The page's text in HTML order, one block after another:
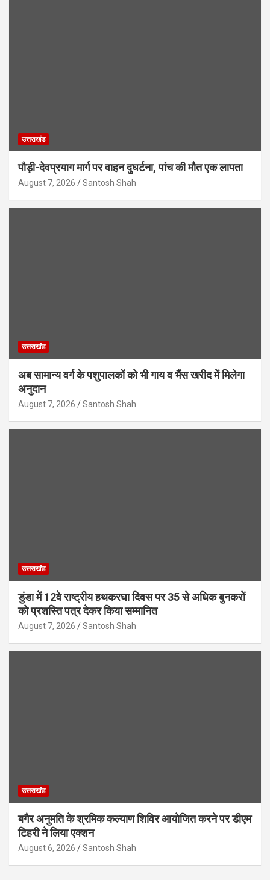
उत्तराखंड
पौड़ी-देवप्रयाग मार्ग पर वाहन दुघर्टना, पांच की मौत एक लापता
August 7, 2026 Santosh Shah
उत्तराखंड
अब सामान्य वर्ग के पशुपालकों को भी गाय व भैंस खरीद में मिलेगा
अनुदान
August 7, 2026 Santosh Shah
उत्तराखंड
डुंडा में 12वे राष्ट्रीय हथकरघा दिवस पर 35 से अधिक बुनकरों
को प्रशस्ति पत्र देकर किया सम्मानित
August 7, 2026 Santosh Shah
उत्तराखंड
बगैर अनुमति के श्रमिक कल्याण शिविर आयोजित करने पर डीएम
टिहरी ने लिया एक्शन
August 6, 2026 Santosh Shah